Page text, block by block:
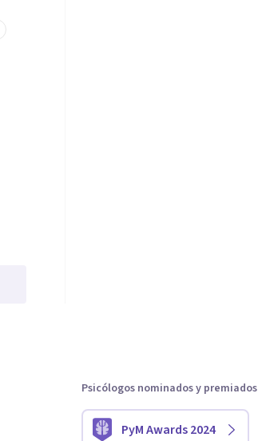
Psicólogos nominados y premiados
PyM Awards 2024